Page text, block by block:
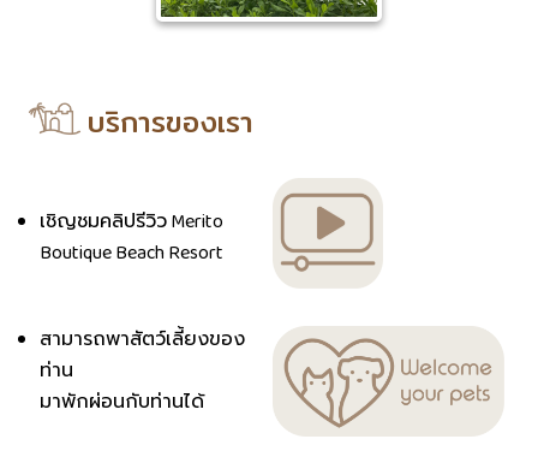
บริการของเรา
เชิญชมคลิปรีวิว Merito
Boutique Beach Resort
สามารถพาสัตว์เลี้ยงของ
ท่าน
มาพักผ่อนกับท่านได้